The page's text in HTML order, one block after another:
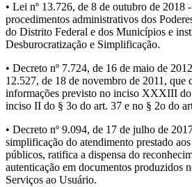
• Lei nº 13.726, de 8 de outubro de 2018
procedimentos administrativos dos
do Distrito Federal e dos Municípios e
Desburocratização e Simplificação.
• Decreto nº 7.724, de 16 de maio de
12.527, de 18 de novembro de 2011, que
informações previsto no inciso XXXIII
inciso II do § 3o do art. 37 e no § 2o do
• Decreto nº 9.094, de 17 de julho de
simplificação do atendimento prestado
públicos, ratifica a dispensa do
autenticação em documentos produzidos
Serviços ao Usuário.